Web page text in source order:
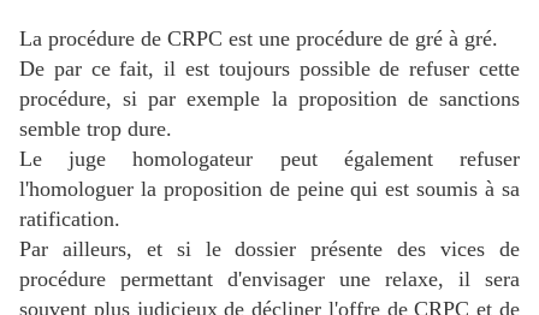
La procédure de CRPC est une procédure de gré à gré.
De par ce fait, il est toujours possible de refuser cette
procédure, si par exemple la proposition de sanctions
semble trop dure.
Le juge homologateur peut également refuser
l'homologuer la proposition de peine qui est soumis à sa
ratification.
Par ailleurs, et si le dossier présente des vices de
procédure permettant d'envisager une relaxe, il sera
souvent plus judicieux de décliner l'offre de CRPC et de